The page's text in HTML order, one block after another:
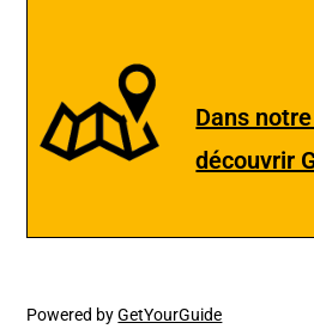
Dans
découvrir
Powered byGetYourGuide